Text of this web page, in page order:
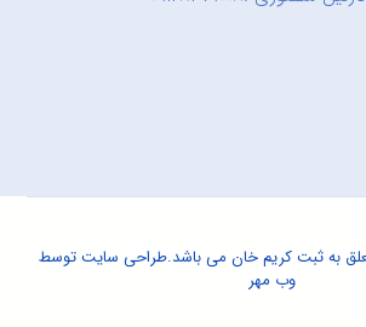
طراحی سایتتوسط
وب مهر